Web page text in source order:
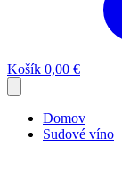
Košík 0,00 €
Domov
Sudové víno